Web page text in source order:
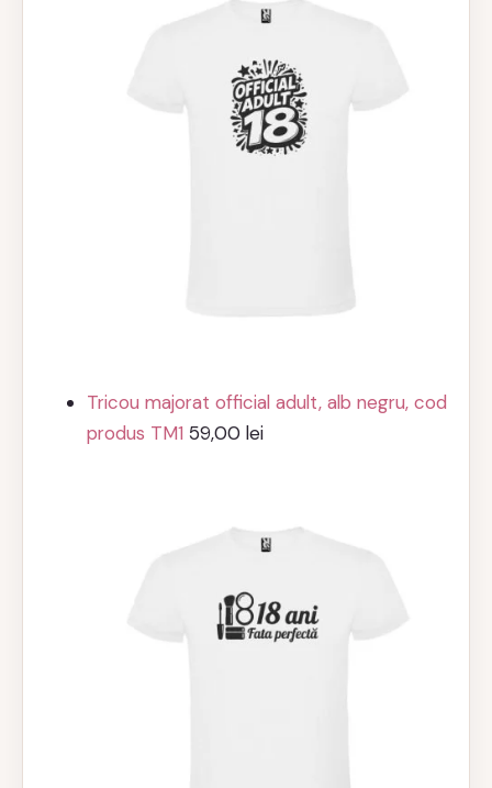
Tricou majorat official adult, alb negru, cod
produs TM1 59,00lei